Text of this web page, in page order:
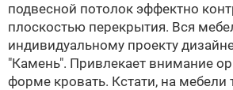
подвесной потолок эффектно
плоскостью перекрытия. Вся
индивидуальному проекту
"Камень". Привлекает внимание
форме кровать. Кстати, на мебели